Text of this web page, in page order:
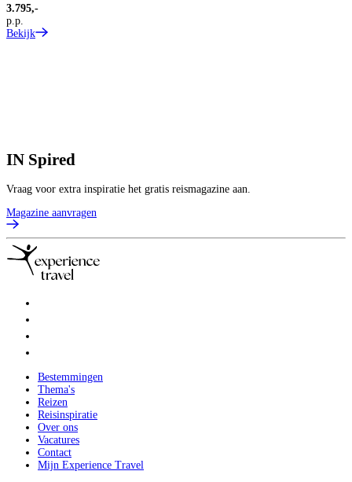
3.795,-
p.p.
Bekijk
IN Spired
Vraag voor extra inspiratie het gratis reismagazine aan.
Magazine aanvragen
Bestemmingen
Thema's
Reizen
Reisinspiratie
Over ons
Vacatures
Contact
Mijn Experience Travel